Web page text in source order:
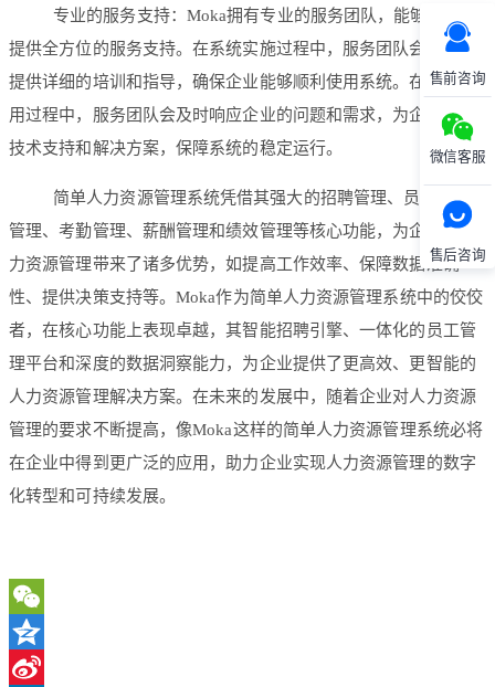
售前咨询
微信客服
售后咨询
专业的服务支持：Moka拥有专业的服务团队，能够为企业
提供全方位的服务支持。在系统实施过程中，服务团队会为企业
提供详细的培训和指导，确保企业能够顺利使用系统。在系统使
用过程中，服务团队会及时响应企业的问题和需求，为企业提供
技术支持和解决方案，保障系统的稳定运行。
简单人力资源管理系统凭借其强大的招聘管理、员工信息
管理、考勤管理、薪酬管理和绩效管理等核心功能，为企业的人
力资源管理带来了诸多优势，如提高工作效率、保障数据准确
性、提供决策支持等。Moka作为简单人力资源管理系统中的佼佼
者，在核心功能上表现卓越，其智能招聘引擎、一体化的员工管
理平台和深度的数据洞察能力，为企业提供了更高效、更智能的
人力资源管理解决方案。在未来的发展中，随着企业对人力资源
管理的要求不断提高，像Moka这样的简单人力资源管理系统必将
在企业中得到更广泛的应用，助力企业实现人力资源管理的数字
化转型和可持续发展。
WeChat
Qzone